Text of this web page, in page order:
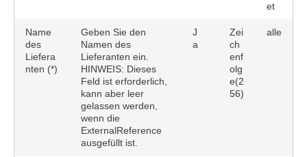
et
Name
des
Liefera
nten (*)
Geben Sie den
Namen des
Lieferanten ein.
HINWEIS: Dieses
Feld ist erforderlich,
kann aber leer
gelassen werden,
wenn die
ExternalReference
ausgefüllt ist.
J
a
Zei
ch
enf
olg
e(2
56)
alle